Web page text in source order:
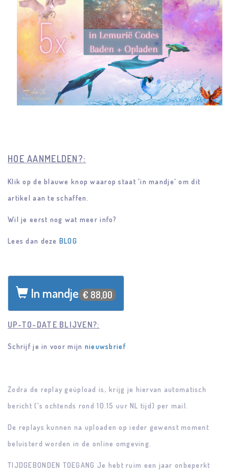
HOE AANMELDEN?:
Klik op de blauwe knop waarop staat 'in mandje' om dit
artikel aan te schaffen.
Wil je eerst nog wat meer info?
Lees dan deze BLOG
In mandje € 88,00
UP-TO-DATE BLIJVEN?:
Schrijf je in voor mijn nieuwsbrief
Zodra de replay geüpload is, krijg je hiervan automatisch
bericht ('s ochtends rond 10.15 uur NL tijd) per mail.
De replays kunnen na uploaden op ieder gewenst moment
beluisterd worden in de online omgeving.
TIJDGEBONDEN TOEGANG Je hebt ruim een jaar onbeperkt